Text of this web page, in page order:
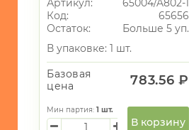
ОСВЕЩЕНИЕ
ТОВАРЫ
ТУРИЗМА
ПИКНИКА
МОРСКАЯ
ТЕМАТИКА
Артикул:
65004/A802-1
Код:
65656
Остаток:
Больше 5 уп.
В упаковке: 1 шт.
Базовая
цена
783.56 ₽
Мин партия: 1 шт.
В корзину